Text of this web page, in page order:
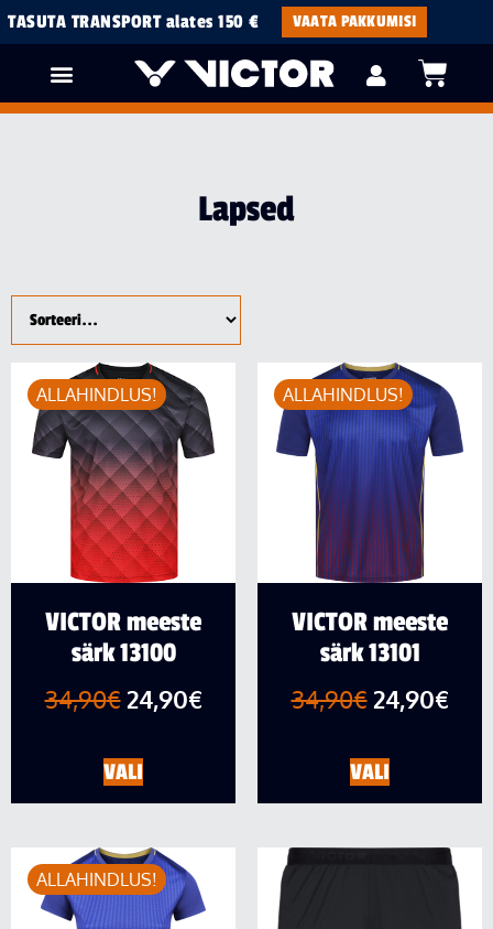
TASUTA TRANSPORT alates 150 € VAATA PAKKUMISI
Lapsed
ALLAHINDLUS!
VICTOR meeste
särk 13100
34,90€24,90€
VALI
ALLAHINDLUS!
VICTOR meeste
särk 13101
34,90€24,90€
VALI
ALLAHINDLUS!